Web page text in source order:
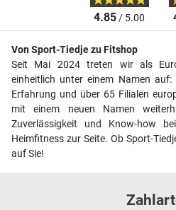
4.85/ 5.00
Von Sport-Tiedje zu Fitshop
Seit Mai 2024 treten wir als
einheitlich unter einem Namen
Erfahrung und über 65 Filialen
mit einem neuen Namen
Zuverlässigkeit und Know-how
Heimfitness zur Seite. Ob Sport-
auf Sie!